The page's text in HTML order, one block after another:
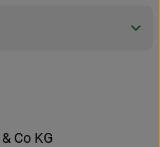
Co KG